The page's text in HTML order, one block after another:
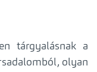
tárgyalásnak a
olyan